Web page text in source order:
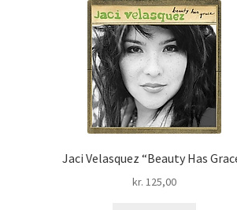
Jaci Velasquez “Beauty Has
kr. 125,00